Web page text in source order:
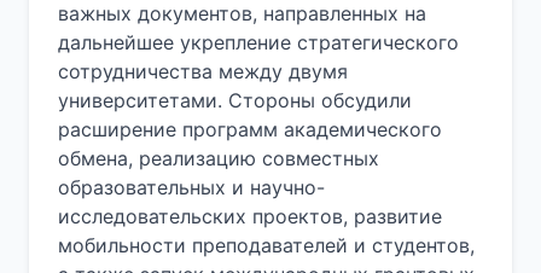
важных документов, направленных на
дальнейшее укрепление стратегического
сотрудничества между двумя
университетами. Стороны обсудили
расширение программ академического
обмена, реализацию совместных
образовательных и научно-
исследовательских проектов, развитие
мобильности преподавателей и студентов,